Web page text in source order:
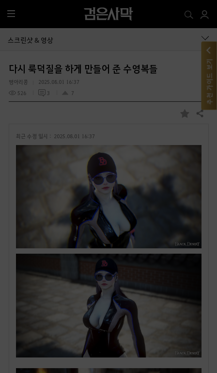
전
체
메
스크린샷 & 영상
다시 룩덕질을 하게 만들어 준 수영복들
병아리콩
2025.08.01 16:37
526
3 7
즐
공유하기
최근 수정 일시 : 2025.08.01 16:37
추천 가이드 보기